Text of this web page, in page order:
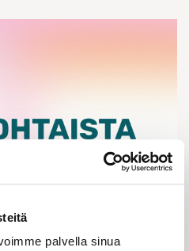
palvella sinua